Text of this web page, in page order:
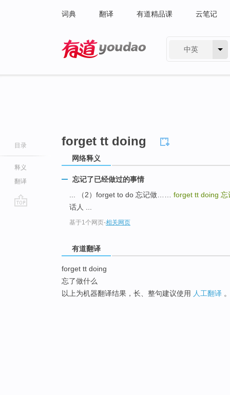
词典 翻译 有道精品课 云笔记
中英
目录
释义
翻译
forget tt doing
网络释义
忘记了已经做过的事情
... （2）forget to do 忘记做…… forget tt doing 忘
话人 ...
基于1个网页-相关网页
有道翻译
forget tt doing
忘了做什么
以上为机器翻译结果，长、整句建议使用 人工翻译